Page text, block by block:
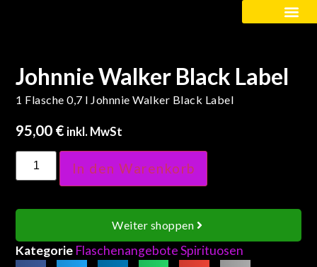
Johnnie Walker Black Label
1 Flasche 0,7 l Johnnie Walker Black Label
95,00 € inkl. MwSt
In den Warenkorb
Weiter shoppen
Kategorie Flaschenangebote Spirituosen